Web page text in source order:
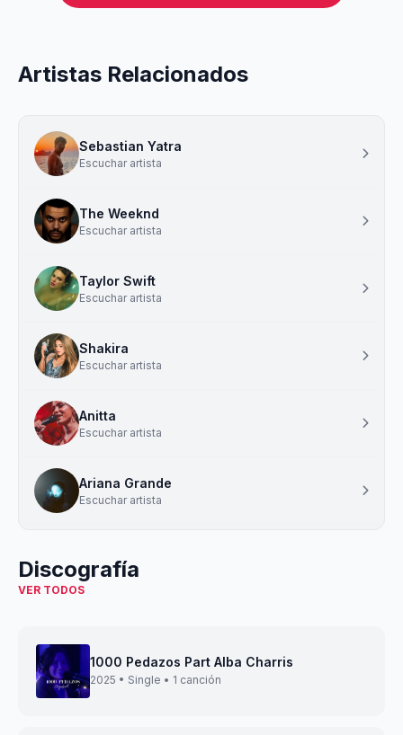
Artistas Relacionados
Sebastian Yatra
Escuchar artista
The Weeknd
Escuchar artista
Taylor Swift
Escuchar artista
Shakira
Escuchar artista
Anitta
Escuchar artista
Ariana Grande
Escuchar artista
Discografía
VER TODOS
1000 Pedazos Part Alba Charris
2025 • Single • 1 canción